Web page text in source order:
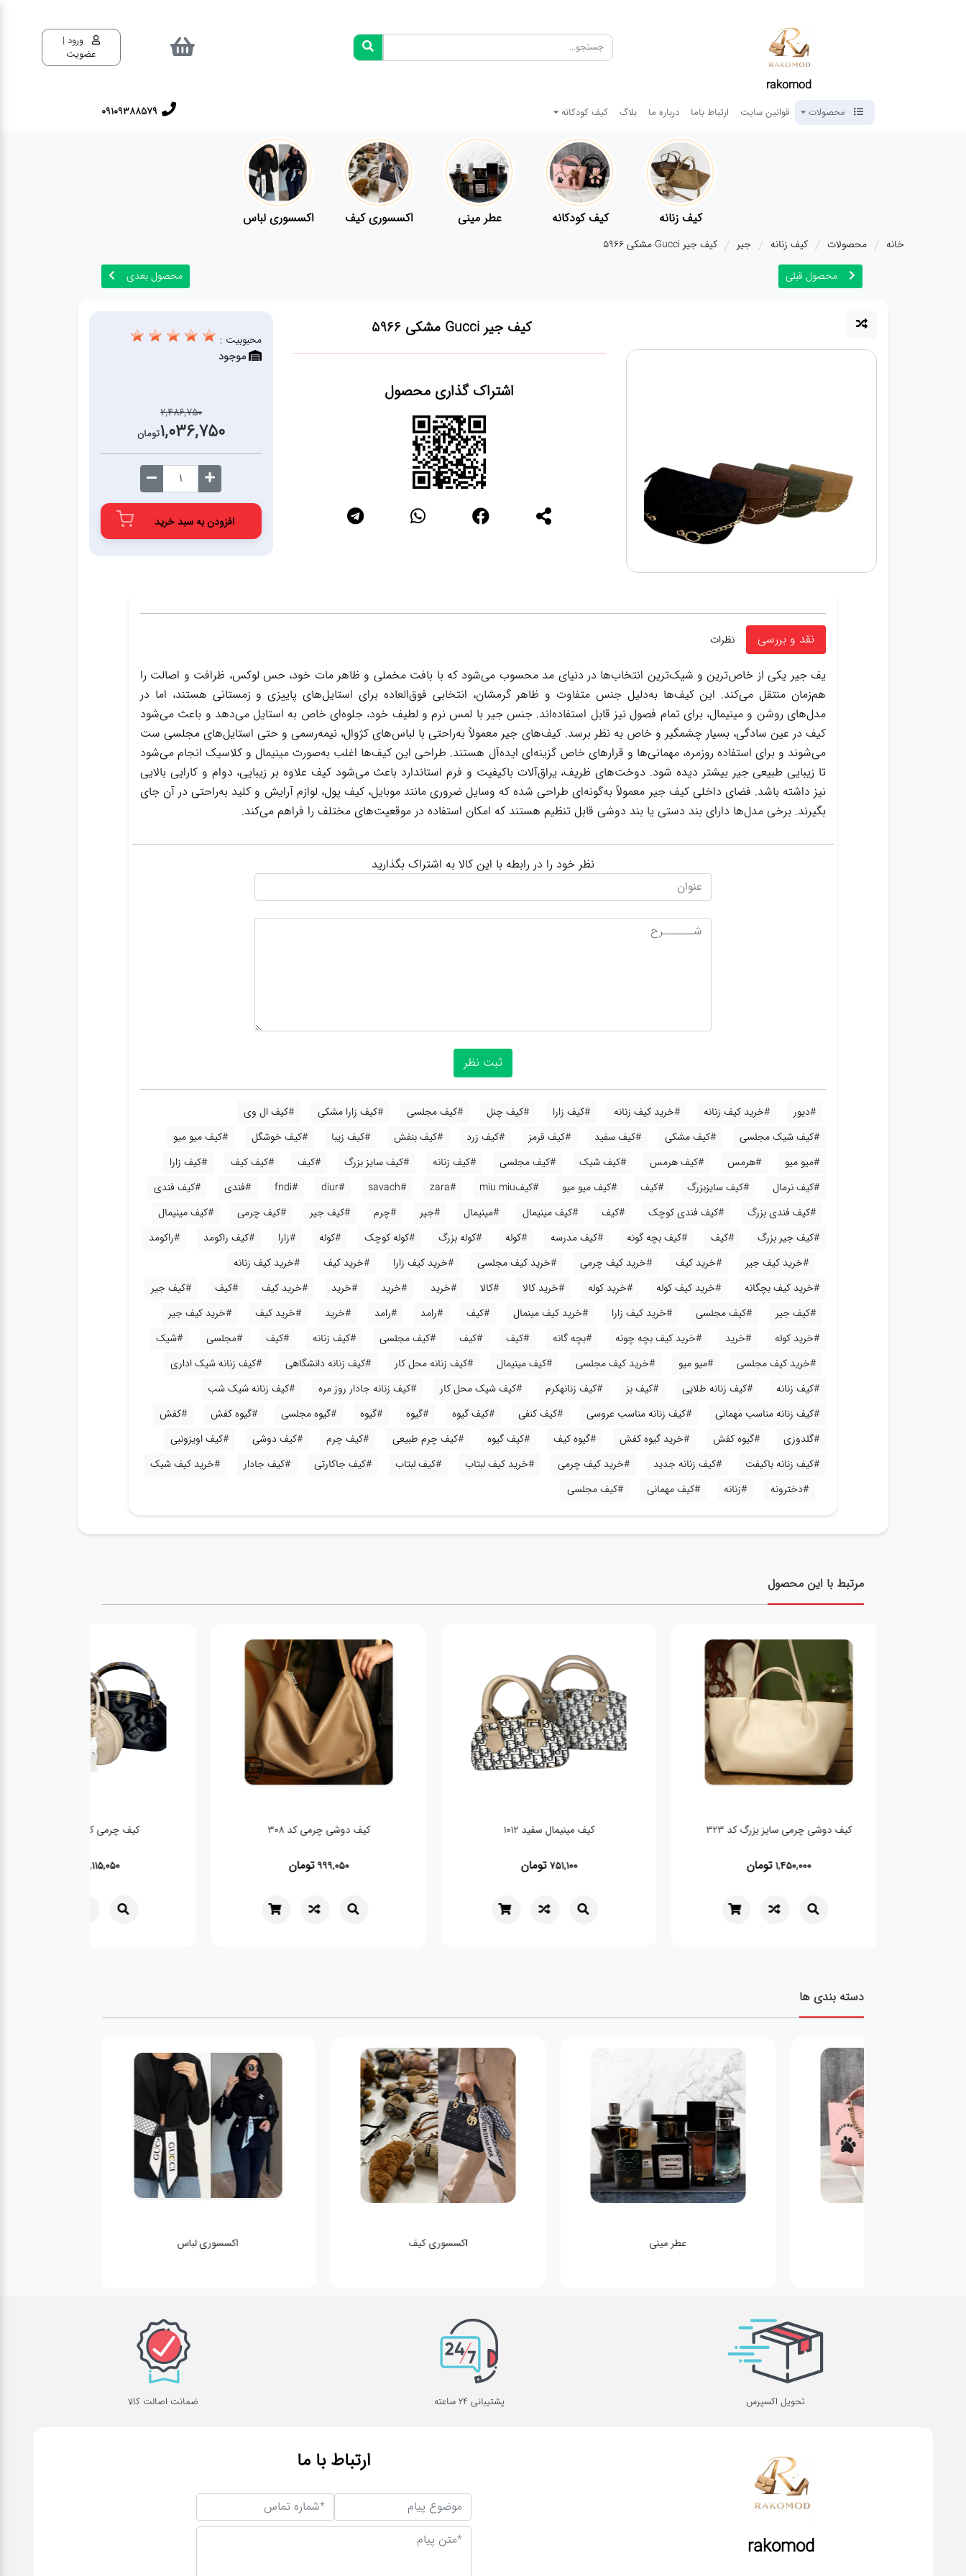
rakomod
ورود |
عضویت
محصولات قوانین سایت ارتباط باما درباره ما بلاگ کیف کودکانه 09109388579
کیف زنانه کیف کودکانه عطر مینی اکسسوری کیف اکسسوری لباس
خانه محصولات کیف زنانه جیر
کیف جیر Gucci مشکی 5966
محصول قبلی
محصول بعدی
کیف جیر Gucci مشکی 5966
اشتراک گذاری محصول
محبوبیت :
موجود
2,486,750
1,036,750تومان
افزودن به سبد خرید
نقد و بررسی نظرات
یف جیر یکی از خاص‌ترین و شیک‌ترین انتخاب‌ها در دنیای مد محسوب می‌شود که با بافت مخملی و ظاهر مات خود، حس لوکس، ظرافت و اصالت را
هم‌زمان منتقل می‌کند. این کیف‌ها به‌دلیل جنس متفاوت و ظاهر گرمشان، انتخابی فوق‌العاده برای استایل‌های پاییزی و زمستانی هستند، اما در
مدل‌های روشن و مینیمال، برای تمام فصول نیز قابل استفاده‌اند. جنس جیر با لمس نرم و لطیف خود، جلوه‌ای خاص به استایل می‌دهد و باعث می‌شود
کیف در عین سادگی، بسیار چشمگیر و خاص به نظر برسد. کیف‌های جیر معمولاً به‌راحتی با لباس‌های کژوال، نیمه‌رسمی و حتی استایل‌های مجلسی ست
می‌شوند و برای استفاده روزمره، مهمانی‌ها و قرارهای خاص گزینه‌ای ایده‌آل هستند. طراحی این کیف‌ها اغلب به‌صورت مینیمال و کلاسیک انجام می‌شود
تا زیبایی طبیعی جیر بیشتر دیده شود. دوخت‌های ظریف، یراق‌آلات باکیفیت و فرم استاندارد باعث می‌شود کیف علاوه بر زیبایی، دوام و کارایی بالایی
نیز داشته باشد. فضای داخلی کیف جیر معمولاً به‌گونه‌ای طراحی شده که وسایل ضروری مانند موبایل، کیف پول، لوازم آرایش و کلید به‌راحتی در آن جای
بگیرند. برخی مدل‌ها دارای بند دستی یا بند دوشی قابل تنظیم هستند که امکان استفاده در موقعیت‌های مختلف را فراهم می‌کند.
نظر خود را در رابطه با این کالا به اشتراک بگذارید
#دیور #خرید کیف زنانه #خرید کیف زنانه #کیف زارا #کیف چنل #کیف مجلسی #کیف زارا مشکی
#کیف ال وی
#کیف شیک مجلسی
#کیف مشکی #کیف سفید #کیف قرمز #کیف زرد #کیف بنفش #کیف زیبا #کیف خوشگل
#کیف میو میو
#میو میو
#هرمس #کیف هرمس #کیف شیک #کیف مجلسی #کیف زنانه #کیف سایز بزرگ #کیف #کیف کیف
#کیف زارا
#کیف نرمال
#کیف سایزبزرگ #کیف #کیف میو میو #کیفmiu miu #zara
#savach
#diur
#fndi #فندی
#کیف فندی
#کیف فندی بزرگ
#کیف فندی کوچک #کیف #کیف مینیمال #مینیمال #جیر #چرم #کیف جیر #کیف چرمی
#کیف مینیمال
#کیف جیر بزرگ
#کیف #کیف بچه گونه #کیف مدرسه #کوله #کوله بزرگ #کوله کوچک #کوله #زارا #کیف راکومد
#راکومد
#خرید کیف جیر
#خرید کیف #خرید کیف چرمی #خرید کیف مجلسی #خرید کیف زارا #خرید کیف
#خرید کیف زنانه
#خرید کیف بچگانه
#خرید کیف کوله #خرید کوله #خرید کالا #کالا #خرید #خرید #خرید #خرید کیف #کیف
#کیف جیر
#کیف جیر
#کیف مجلسی #خرید کیف زارا #خرید کیف مینمال #کیف #رامد #رامد #خرید #خرید کیف
#خرید کیف جیر
#خرید کوله
#خرید #خرید کیف بچه چونه #بچه گانه #کیف #کیف #کیف مجلسی #کیف زنانه #کیف #مجلسی
#شیک
#خرید کیف مجلسی
#میو میو #خرید کیف مجلسی #کیف مینیمال #کیف زنانه محل کار #کیف زنانه دانشگاهی
#کیف زنانه شیک اداری
#کیف زنانه
#کیف زنانه طلایی #کیف بز #کیف زنانهکرم #کیف شیک محل کار #کیف زنانه جادار روز مره
#کیف زنانه شیک شب
#کیف زنانه مناسب مهمانی
#کیف زنانه مناسب عروسی #کیف کنفی #کیف گیوه #گیوه #گیوه #گیوه مجلسی #گیوه کفش
#کفش
#گلدوزی
#گیوه کفش #خرید گیوه کفش #گیوه کیف #کیف گیوه #کیف چرم طبیعی #کیف چرم #کیف دوشی
#کیف اویزونبی
#کیف زنانه باکیفت
#کیف زنانه جدید #خرید کیف چرمی #خرید کیف لبتاب #کیف لبتاب #کیف جاکارتی #کیف جادار
#خرید کیف شیک
#دخترونه
#زنانه #کیف مهمانی #کیف مجلسی
مرتبط با این محصول
کیف دوشی چرمی سایز بزرگ کد 323
1,450,000تومان
کیف مینیمال سفید 1012
751,100تومان
کیف دوشی چرمی کد 308
999,050تومان
کیف چرمی کرم 20047 LV
1,115,050
دسته بندی ها
عطر مینی اکسسوری کیف اکسسوری لباس
تحویل اکسپرس پشتیبانی 24 ساعته ضمانت اصالت کالا
rakomod
ارتباط با ما